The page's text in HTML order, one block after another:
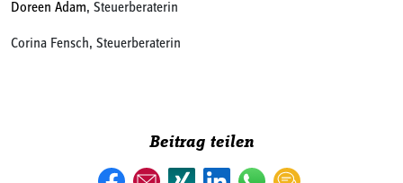
Doreen Adam, Steuerberaterin
Corina Fensch, Steuerberaterin
Beitrag teilen